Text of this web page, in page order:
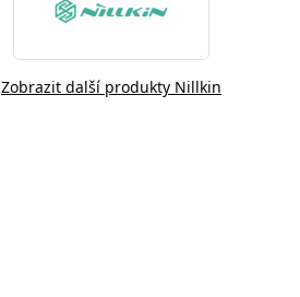
Zobrazit další produkty Nillkin